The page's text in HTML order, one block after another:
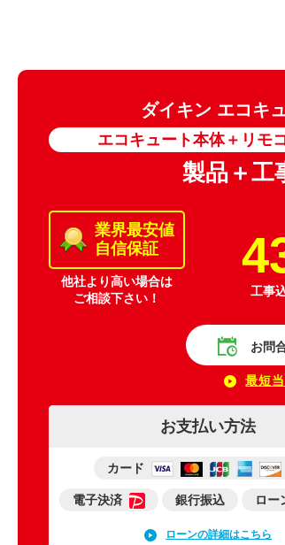
ダイキン エコキ
エコキュート本体＋リモ
製品＋工
業界最安値
自信保証
他社より高い場合は
ご相談下さい！
工事
お問
最短
お支払い方法
カード
電子決済 銀行振込 ロー
ローンの詳細はこちら